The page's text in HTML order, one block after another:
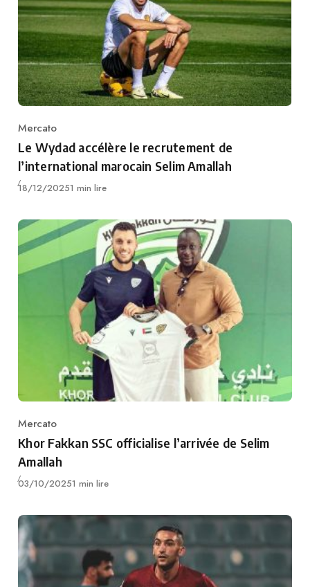
Category
Mercato
Le Wydad accélère le recrutement de
l’international marocain Selim Amallah
Publié
18/12/20251 min lire
Category
Mercato
Khor Fakkan SSC officialise l’arrivée de Selim
Amallah
Publié
03/10/20251 min lire